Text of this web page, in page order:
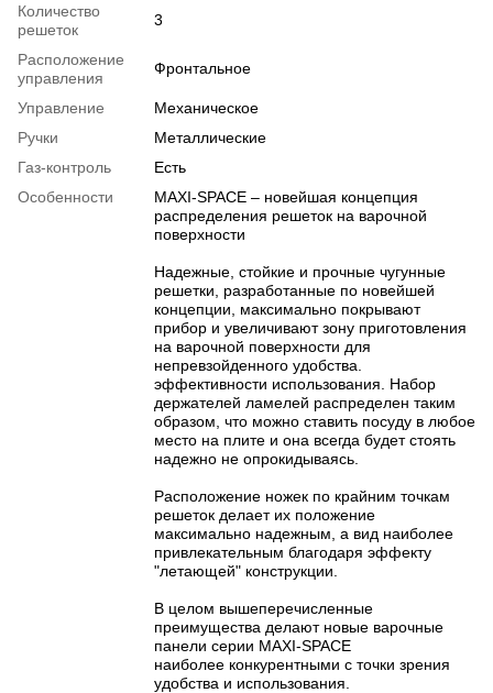
Количество
решеток
3
Расположение
управления
Фронтальное
Управление
Механическое
Ручки
Металлические
Газ-контроль
Есть
Особенности
MAXI-SPACE – новейшая концепция
распределения решеток на варочной
поверхности
Надежные, стойкие и прочные чугунные
решетки, разработанные по новейшей
концепции, максимально покрывают
прибор и увеличивают зону приготовления
на варочной поверхности для
непревзойденного удобства.
эффективности использования. Набор
держателей ламелей распределен таким
образом, что можно ставить посуду в любое
место на плите и она всегда будет стоять
надежно не опрокидываясь.
Расположение ножек по крайним точкам
решеток делает их положение
максимально надежным, а вид наиболее
привлекательным благодаря эффекту
"летающей" конструкции.
В целом вышеперечисленные
преимущества делают новые варочные
панели серии MAXI-SPACE
наиболее конкурентными с точки зрения
удобства и использования.